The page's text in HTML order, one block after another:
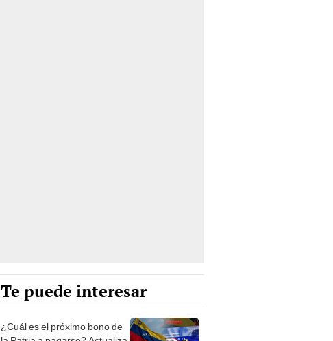
Te puede interesar
¿Cuál es el próximo bono de
la Patria a pagarse? Actualiza